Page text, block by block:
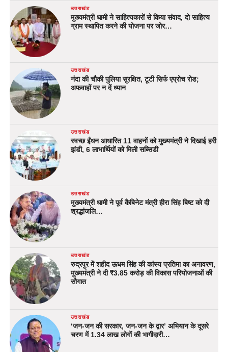
उत्तराखंड
मुख्यमंत्री धामी ने साहित्यकारों से किया संवाद, दो साहित्य
ग्राम स्थापित करने की योजना पर जोर…
उत्तराखंड
नंदा की चौकी पुलिया सुरक्षित, टूटी सिर्फ एप्रोच रोड;
अफवाहों पर न दें ध्यान
उत्तराखंड
स्वच्छ ईंधन आधारित 11 वाहनों को मुख्यमंत्री ने दिखाई हरी
झंडी, 6 लाभार्थियों को मिली सब्सिडी
उत्तराखंड
मुख्यमंत्री धामी ने पूर्व कैबिनेट मंत्री हीरा सिंह बिष्ट को दी
श्रद्धांजलि…
उत्तराखंड
रुद्रपुर में शहीद ऊधम सिंह की कांस्य प्रतिमा का अनावरण,
मुख्यमंत्री ने दी ₹3.85 करोड़ की विकास परियोजनाओं की
सौगात
उत्तराखंड
‘जन-जन की सरकार, जन-जन के द्वार’ अभियान के दूसरे
चरण में 1.34 लाख लोगों की भागीदारी…